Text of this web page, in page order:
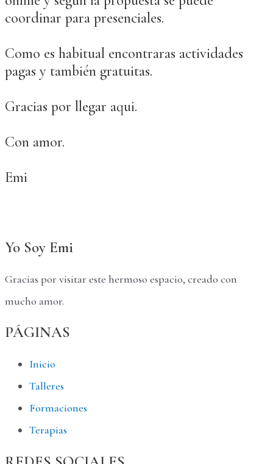
coordinar para presenciales.
Como es habitual encontraras actividades
pagas y también gratuitas.
Gracias por llegar aqui.
Con amor.
Emi
Yo Soy Emi
Gracias por visitar este hermoso espacio, creado con
mucho amor.
PÁGINAS
Inicio
Talleres
Formaciones
Terapias